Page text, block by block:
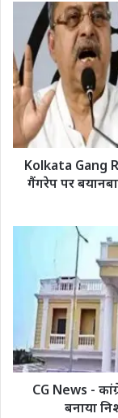
Kolkata
Gang
Rape
:
हनीमून
मनाकर
आईं
और...
कोलकाता
गैंगरेप
कल्याण
Kolkata Gang
गैंगरेप पर
कांग्रेस
की
वारदात,
CG News -
बनाया